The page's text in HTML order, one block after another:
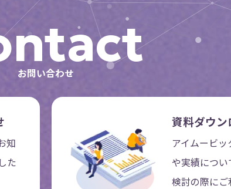
お問い合わせ
知
た
資料ダウン
アイムービ
や実績につ
検討の際にご